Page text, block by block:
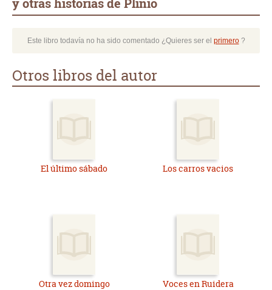
Este libro todavía no ha sido comentado ¿Quieres ser el primero?
Otros libros del autor
El último sábado Los carros vacios
Otra vez domingo Voces en Ruidera